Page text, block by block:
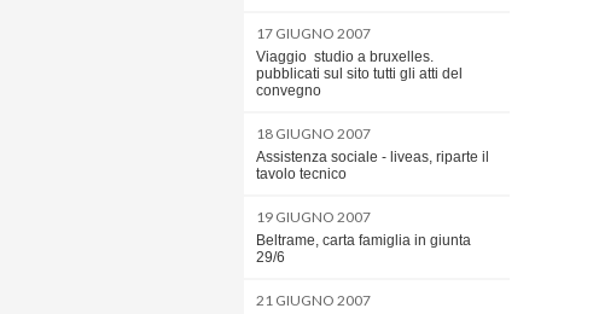
17 GIUGNO 2007
Viaggio  studio a bruxelles.
pubblicati sul sito tutti gli atti del
convegno
18 GIUGNO 2007
Assistenza sociale - liveas, riparte il
tavolo tecnico
19 GIUGNO 2007
Beltrame, carta famiglia in giunta
29/6
21 GIUGNO 2007